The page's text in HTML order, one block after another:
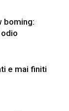
boming:
e mai finiti